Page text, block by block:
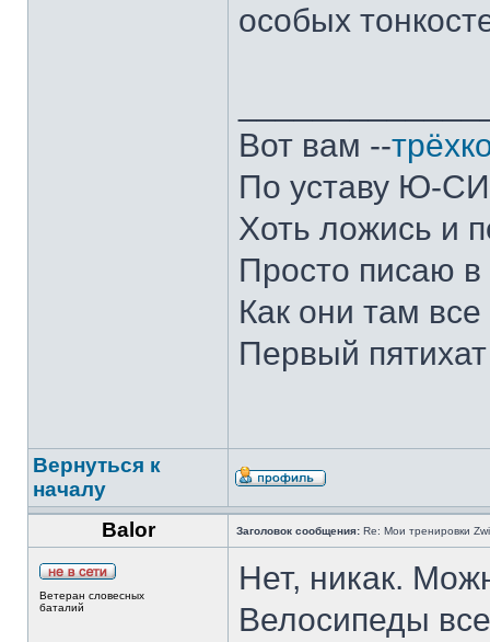
особых
Вот вам --
По уставу Ю-
Хоть ложись и
Просто писаю
Как они там
Первый
Вернуться к
началу
Balor
Заголовок сообщения: Re: Мои тренировки
Ветеран словесных
баталий
Нет, никак.
Велосипеды